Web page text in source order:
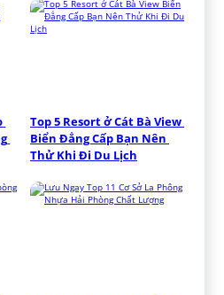
Top 5 Resort ở Cát Bà View
Biển Đẳng Cấp Bạn Nên
Thử Khi Đi Du Lịch